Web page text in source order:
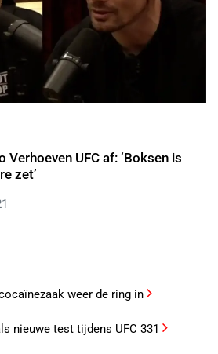
Verhoeven UFC af: ‘Boksen is
zet’
weer de ring in
nieuwe test tijdens UFC 331